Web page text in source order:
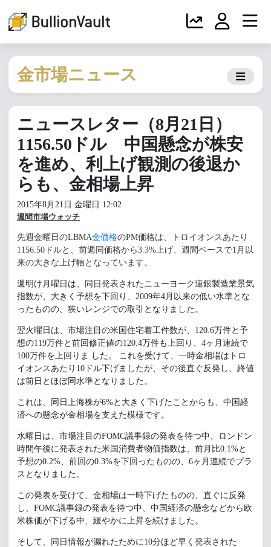
金市場ニュース
ニュースレター（8月21日）
1156.50ドル 中国懸念が株安
を進め、利上げ観測の後退か
らも、金相場上昇
2015年8月21日 金曜日 12:02
週間市場ウォッチ
先週金曜日のLBMA金価格のPM価格は、トロイオンスあたり
1156.50ドルと、前週同価格から3.3%上げ、週間ベースで1月以
来の大きな上げ幅となっています。
週明け月曜日は、同日発表されたニューヨーク連銀製造業景気
指数が、大きく予想を下回り、2009年4月以来の低い水準とな
ったものの、狭いレンジでの取引となりました。
翌火曜日は、市場注目の米国住宅着工件数が、120.6万件と予
想の119万件と前回修正値の120.4万件も上回り、4ヶ月連続で
100万件を上回りま した。 これを受けて、一時金相場はトロ
イオンスあたり10ドル下げましたが、その後直ぐ反発し、終値
は前日とほぼ同水準となりました。
これは、同日上海株が6%と大きく下げたことからも、中国経
済への懸念が金相場を支えた模様です。
水曜日は、市場注目のFOMC議事録の発表を待つ中、ロンドン
時間午後に発表された米国消費者物価指数は、前月比0.1%と
予想の0.2%、前回の0.3%を下回ったものの、6ヶ月連続でプラ
スとなりました。
この発表を受けて、金相場は一時下げたものの、直ぐに反発
し、FOMC議事録の発表を待つ中、中国経済の懸念などから欧
米株価が下げる中、緩やかに上昇を続けました。
そして、同日情報が漏れたために10分ほど早く発表された